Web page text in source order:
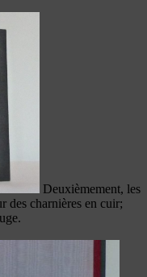
Deuxièmement, les
des charnières en cuir;